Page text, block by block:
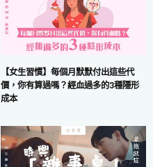
【女生習慣】每個月默默付出這些代
價，你有算過嗎？經血過多的3種隱形
成本